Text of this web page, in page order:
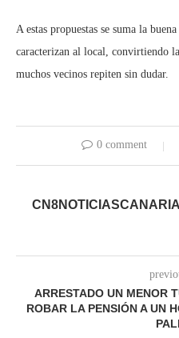
A estas propuestas se suma la
caracterizan al local, convirtiendo
muchos vecinos repiten sin dudar.
0 comment
ARRESTADO UN MENOR
ROBAR LA PENSIÓN A UN